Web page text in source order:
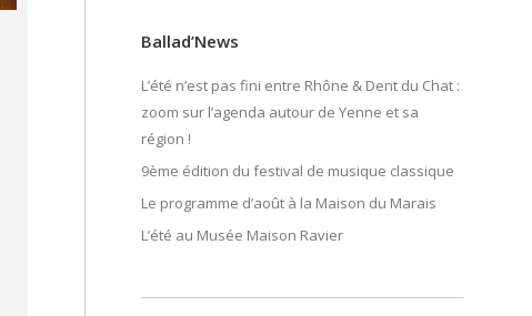
Ballad’News
L’été n’est pas fini entre Rhône & Dent du Chat :
zoom sur l’agenda autour de Yenne et sa
région !
9ème édition du festival de musique classique
Le programme d’août à la Maison du Marais
L’été au Musée Maison Ravier